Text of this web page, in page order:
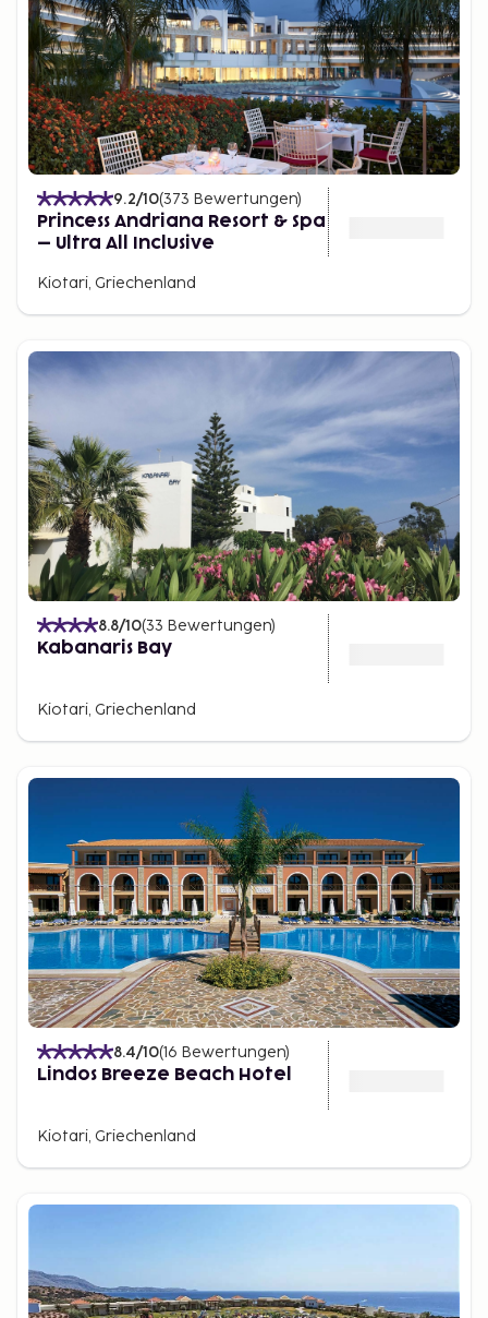
9.2/10(373 Bewertungen)
Princess Andriana Resort & Spa
– Ultra All Inclusive
Kiotari, Griechenland
8.8/10(33 Bewertungen)
Kabanaris Bay
Kiotari, Griechenland
8.4/10(16 Bewertungen)
Lindos Breeze Beach Hotel
Kiotari, Griechenland